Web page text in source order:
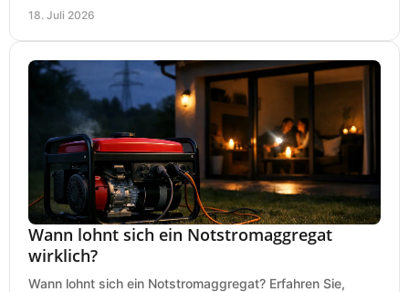
18. Juli 2026
Wann lohnt sich ein Notstromaggregat
wirklich?
Wann lohnt sich ein Notstromaggregat? Erfahren Sie,